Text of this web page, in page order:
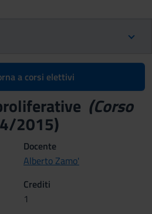
a corsi elettivi
(Corso
2015)
Docente
Alberto Zamo'
Crediti
1